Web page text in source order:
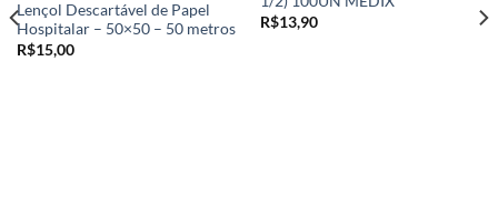
Lençol Descartável de Papel
Hospitalar – 50×50 – 50 metros
R$15,00
R$13,90